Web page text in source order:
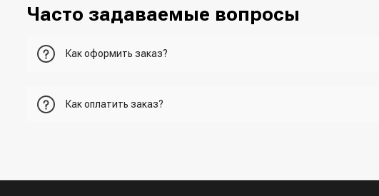
Часто задаваемые вопросы
Как оформить заказ?
Четвертый вариант - заказать через доступные мессенджеры (viber,
Как оплатить заказ?